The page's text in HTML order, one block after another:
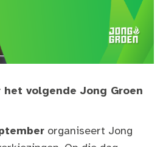
het volgende Jong Groen
organiseert Jong